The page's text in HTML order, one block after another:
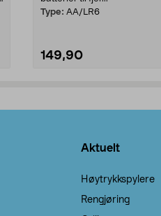
Type: AA/LR6
149,90
Aktuelt
Høytrykkspylere
Rengjøring